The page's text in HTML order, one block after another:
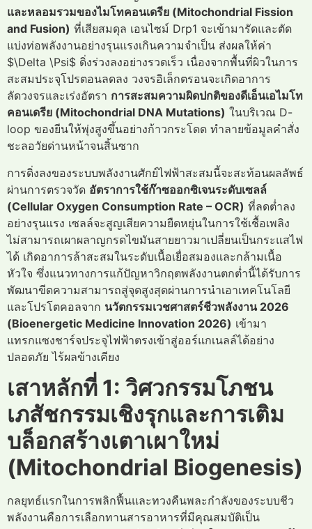
และหลอมรวมของไมโทคอนเดรีย (Mitochondrial Fission
and Fusion) ที่เสียสมดุล เอนไซม์ Drp1 จะเข้ามารัดและตัด
แบ่งท่อพลังงานอย่างรุนแรงเกินความจำเป็น ส่งผลให้ค่า
$\Delta \Psi$ ดิ่งร่วงลงอย่างรวดเร็ว เนื่องจากพื้นที่ผิวในการ
สะสมประจุโปรตอนลดลง วงจรอิเล็กตรอนจะเกิดอาการ
ลัดวงจรและเร่งอัตรา การสะสมความผิดปกติของดีเอ็นเอไมโท
คอนเดรีย (Mitochondrial DNA Mutations) ในบริเวณ D-
loop ของยีนให้พุ่งสูงขึ้นอย่างก้าวกระโดด ทำลายข้อมูลคำสั่ง
ชะลอวัยด่านหน้าจนสิ้นซาก
การดิ่งลงของระบบพลังงานศักย์ไฟฟ้าสะสมนี้จะสะท้อนผลลัพธ์
ผ่านการตรวจวัด อัตราการใช้ก๊าซออกซิเจนระดับเซลล์
(Cellular Oxygen Consumption Rate – OCR) ที่ลดต่ำลง
อย่างรุนแรง เซลล์จะสูญเสียความยืดหยุ่นในการใช้เชื้อเพลิง
ไม่สามารถเผาผลาญกรดไขมันสายยาวมาเปลี่ยนเป็นกระแสไฟ
ได้ เกิดอาการล้าสะสมในระดับเนื้อเยื่อสมองและกล้ามเนื้อ
หัวใจ ซึ่งแนวทางการแก้ปัญหาวิกฤตพลังงานตกต่ำนี้ได้รับการ
พัฒนาขีดความสามารถสู่จุดสูงสุดผ่านการนำเอาเทคโนโลยี
และโปรโตคอลจาก นวัตกรรมเวชศาสตร์ชีวพลังงาน 2026
(Bioenergetic Medicine Innovation 2026) เข้ามา
แทรกแซงชาร์จประจุไฟฟ้าตรงเข้าสู่ออร์แกเนลล์ได้อย่าง
ปลอดภัย ไร้ผลข้างเคียง
เสาหลักที่ 1: วิศวกรรมโภชน
เภสัชกรรมเชิงรุกและการเติม
บล็อกสร้างเตาเผาใหม่
(Mitochondrial Biogenesis)
กลยุทธ์แรกในการพลิกฟื้นและทวงคืนพละกำลังของระบบชีว
พลังงานคือการเลือกทานสารอาหารที่มีคุณสมบัติเป็น